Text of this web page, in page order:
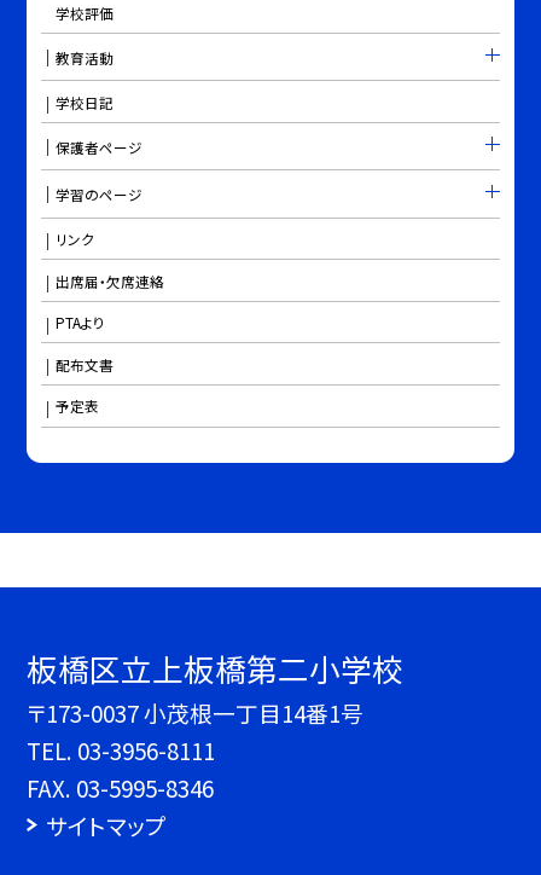
学校評価
教育活動
学校日記
保護者ページ
学習のページ
リンク
出席届・欠席連絡
PTAより
配布文書
予定表
板橋区立上板橋第二小学校
〒173-0037 小茂根一丁目14番1号
TEL. 03-3956-8111
FAX. 03-5995-8346
サイトマップ